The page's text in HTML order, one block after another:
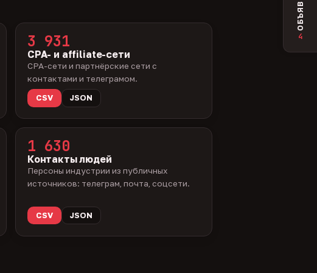
3 931
CPA- и affiliate-сети
CPA-сети и партнёрские сети с
контактами и телеграмом.
CSV
JSON
1 630
Контакты людей
Персоны индустрии из публичных
источников: телеграм, почта, соцсети.
CSV JSON
4